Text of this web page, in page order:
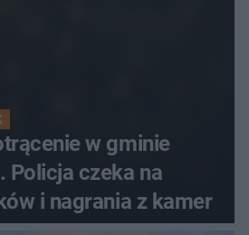
w gminie
Policja czeka na
i nagrania z kamer